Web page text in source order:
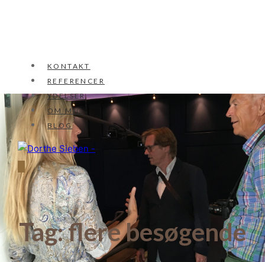
KONTAKT
REFERENCER
YDELSER
OM MIG
BLOG
Tag:flere besøgende